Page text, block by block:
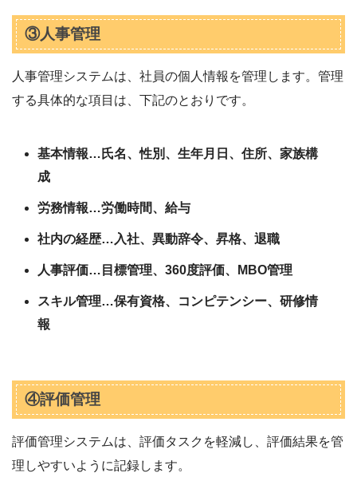
③人事管理
人事管理システムは、社員の個人情報を管理します。管理
する具体的な項目は、下記のとおりです。
基本情報…氏名、性別、生年月日、住所、家族構
成
労務情報…労働時間、給与
社内の経歴…入社、異動辞令、昇格、退職
人事評価…目標管理、360度評価、MBO管理
スキル管理…保有資格、コンピテンシー、研修情
報
④評価管理
評価管理システムは、評価タスクを軽減し、評価結果を管
理しやすいように記録します。